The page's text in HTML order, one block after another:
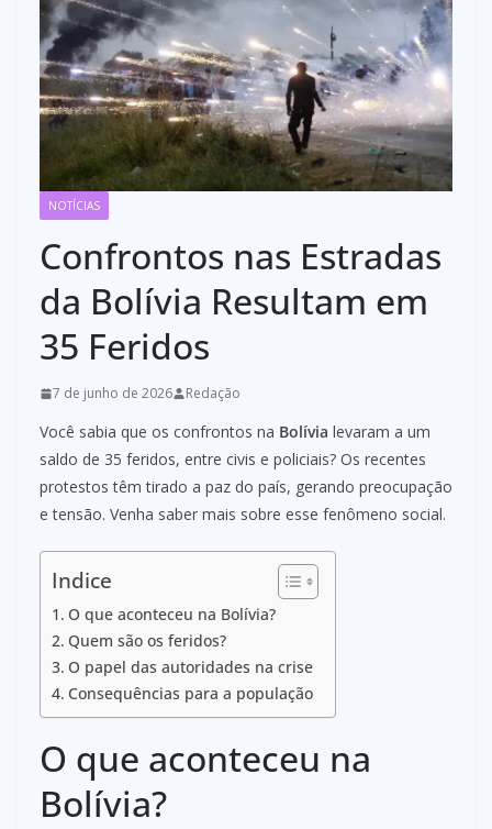
NOTÍCIAS
Confrontos nas Estradas
da Bolívia Resultam em
35 Feridos
7 de junho de 2026 Redação
Você sabia que os confrontos na Bolívia levaram a um
saldo de 35 feridos, entre civis e policiais? Os recentes
protestos têm tirado a paz do país, gerando preocupação
e tensão. Venha saber mais sobre esse fenômeno social.
Indice
O que aconteceu na Bolívia?
Quem são os feridos?
O papel das autoridades na crise
Consequências para a população
O que aconteceu na
Bolívia?